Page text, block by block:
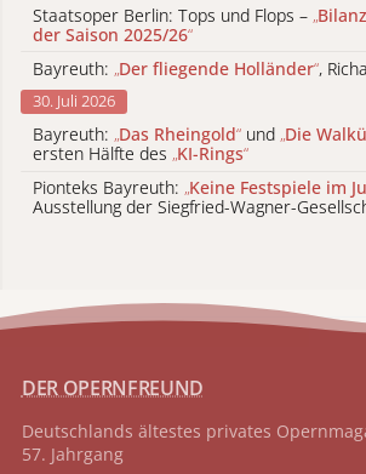
Staatsoper Berlin: Tops und Flops – „Bilanz
der Saison 2025/26“
Bayreuth: „Der fliegende Holländer“,
30. Juli 2026
Bayreuth: „Das Rheingold“ und „Die
ersten Hälfte des „KI-Rings“
Pionteks Bayreuth: „Keine Festspiele im
Ausstellung der Siegfried-Wagner-
DER OPERNFREUND
Deutschlands ältestes privates
57. Jahrgang